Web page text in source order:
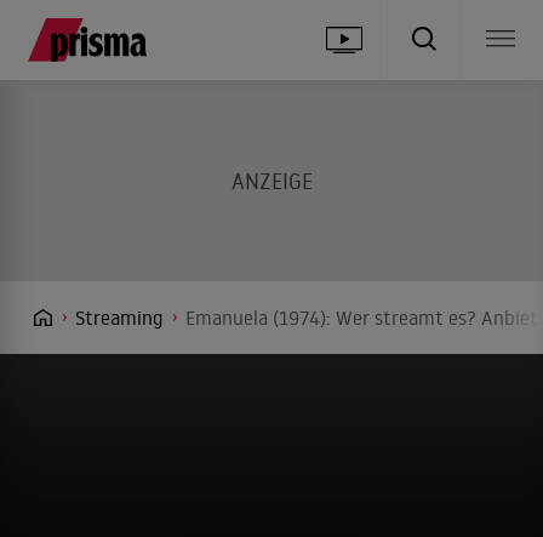
Streaming Emanuela (1974): Wer streamt es?